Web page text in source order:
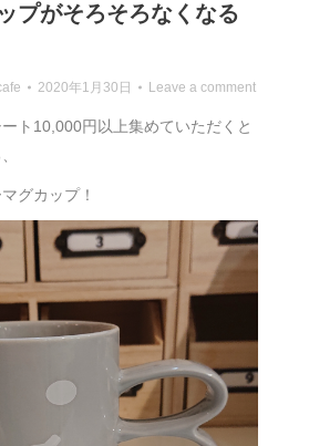
プがそろそろなくなる
2020年1月30日 Leave a comment
ト10,000円以上集めていただくと
グカップ！